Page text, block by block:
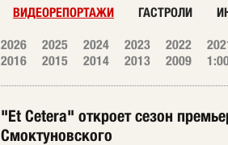
ВИДЕОРЕПОРТАЖИ ГАСТРОЛИ
2026 2025 2024 2023 2022
2016
2015 2014 2013 2009
"Et Cetera" откроет сезон
Смоктуновского